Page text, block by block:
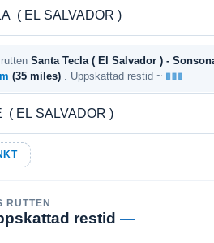
Santa Tecla ( El Salvador ) -
(35 miles) . Uppskattad restid ~
RUTTEN
restid —